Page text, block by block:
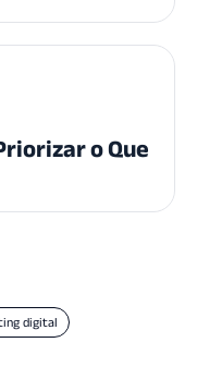
o Que
digital